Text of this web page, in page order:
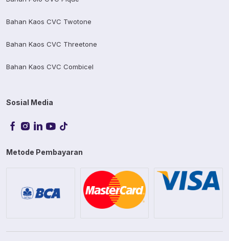
Bahan Kaos CVC Twotone
Bahan Kaos CVC Threetone
Bahan Kaos CVC Combicel
Sosial Media
Metode Pembayaran